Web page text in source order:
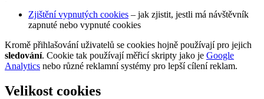
Zjištění vypnutých cookies – jak zjistit, jestli má návštěvník
zapnuté nebo vypnuté cookies
Kromě přihlašování uživatelů se cookies hojně používají pro jejich
sledování. Cookie tak používají měřicí skripty jako je Google
Analytics nebo různé reklamní systémy pro lepší cílení reklam.
Velikost cookies